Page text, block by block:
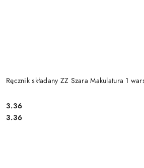
Ręcznik składany ZZ Szara Makulatura 1
Cena:
3.36
Cena:
3.36